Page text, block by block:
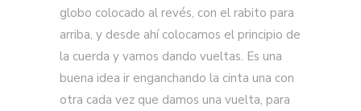
globo colocado al revés, con el rabito para
arriba, y desde ahí colocamos el principio de
la cuerda y vamos dando vueltas. Es una
buena idea ir enganchando la cinta una con
otra cada vez que damos una vuelta, para